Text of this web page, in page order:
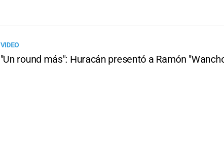
VIDEO
"Un round más": Huracán presentó a Ramón